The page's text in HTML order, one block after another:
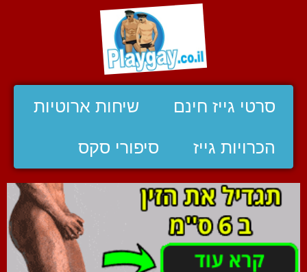
סרטי גייז חינם שיחות ארוטיות
הכרויות גייז סיפורי סקס